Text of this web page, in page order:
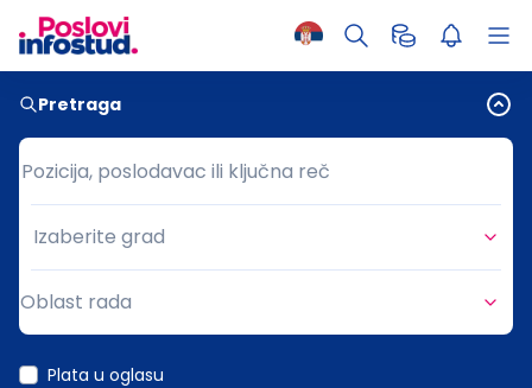
Pretraga
Pozicija, poslodavac ili ključna reč
Pozicija, poslodavac ili ključna reč
Grad
Izaberite grad
Oblast rada
Plata u oglasu